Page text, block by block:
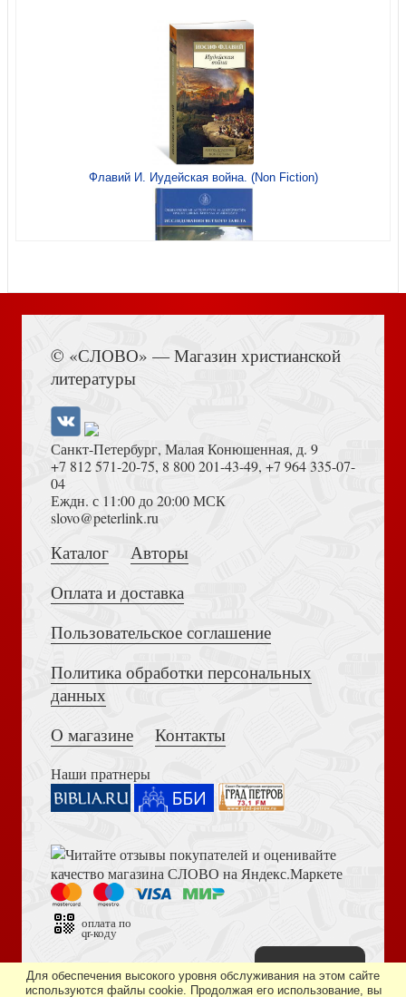
Блокада Ленинграда. Дневники 1941-1944 годов (2023)
Филби К. Моя тайная война. Воспоминания советского
разведчика
Деникин А. Путь русского офицера (2023)
Ломагин Н.А. В тисках голода. Блокада Ленинграда в
Соколов Б.В. Расшифрованный Гоголь
Флавий И. Иудейская война. (Non Fiction)
Толкование на Апокалипсис (Тихоний Африканский)
Достоевский Ф.М. Сила и правда России (2024)
© «СЛОВО» — Магазин христианской
литературы
Санкт-Петербург, Малая Конюшенная, д. 9
+7 812 571-20-75, 8 800 201-43-49, +7 964 335-07-
04
Еждн. с 11:00 до 20:00 МСК
slovo@peterlink.ru
Каталог
Авторы
Оплата и доставка
Пользовательское соглашение
Политика обработки персональных
данных
О магазине
Контакты
Наши пратнеры
оплата по
qr-коду
Дизайн сайта —студия «Артминистри»
Для обеспечения высокого уровня обслуживания на этом сайте
используются файлы cookie. Продолжая его использование, вы